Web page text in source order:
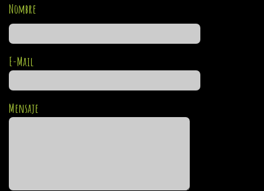
Nombre
E-Mail
Mensaje